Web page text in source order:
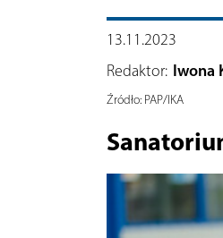
13.11.2023
Redaktor: Iwona
Źródło:PAP/IKA